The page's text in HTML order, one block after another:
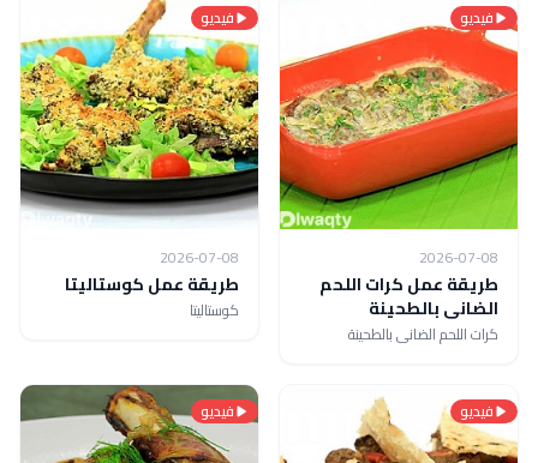
فيديو
2026-07-08
طريقة عمل كرات اللحم
الضانى بالطحينة
كرات اللحم الضانى بالطحينة
فيديو
2026-07-08
طريقة عمل كوستاليتا
كوستاليتا
فيديو فيديو